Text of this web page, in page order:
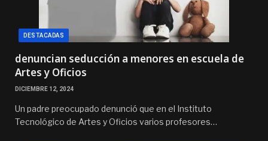
DESTACADAS
denuncian seducción a menores en escuela de
Artes y Oficios
DICIEMBRE 12, 2024
Un padre preocupado denunció que en el Instituto
Tecnológico de Artes y Oficios varios profesores…